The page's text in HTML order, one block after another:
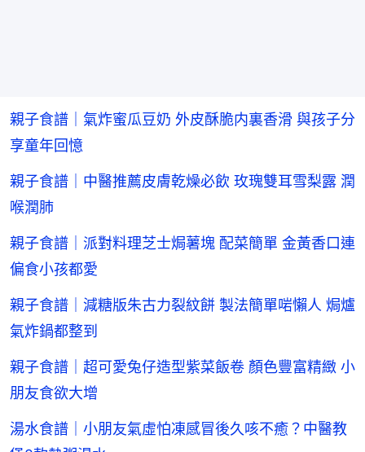
親子食譜｜氣炸蜜瓜豆奶 外皮酥脆内裏香滑 與孩子分
享童年回憶
親子食譜｜中醫推薦皮膚乾燥必飲 玫瑰雙耳雪梨露 潤
喉潤肺
親子食譜｜派對料理芝士焗薯塊 配菜簡單 金黃香口連
偏食小孩都愛
親子食譜｜減糖版朱古力裂紋餅 製法簡單啱懶人 焗爐
氣炸鍋都整到
親子食譜｜超可愛兔仔造型紫菜飯卷 顏色豐富精緻 小
朋友食欲大增
湯水食譜｜小朋友氣虛怕凍感冒後久咳不癒？中醫教